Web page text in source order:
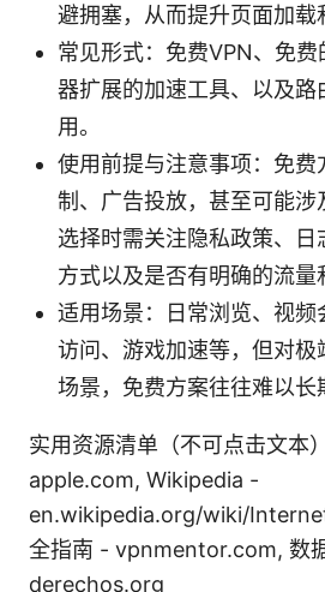
避拥塞，从而提升页面加载
常见形式：免费VPN、免
器扩展的加速工具、以及路
用。
使用前提与注意事项：免费
制、广告投放，甚至可能涉
选择时需关注隐私政策、日
方式以及是否有明确的流量
适用场景：日常浏览、视频
访问、游戏加速等，但对极
场景，免费方案往往难以长
实用资源清单（不可点击文本
apple.com, Wikipedia -
en.wikipedia.org/wiki/
全指南 - vpnmentor.com, 数
derechos.org